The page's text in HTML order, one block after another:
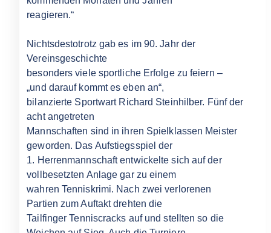
reagieren.“
Nichtsdestotrotz gab es im 90. Jahr der
Vereinsgeschichte
besonders viele sportliche Erfolge zu feiern –
„und darauf kommt es eben an“,
bilanzierte Sportwart Richard Steinhilber. Fünf der
acht angetreten
Mannschaften sind in ihren Spielklassen Meister
geworden. Das Aufstiegsspiel der
1. Herrenmannschaft entwickelte sich auf der
vollbesetzten Anlage gar zu einem
wahren Tenniskrimi. Nach zwei verlorenen
Partien zum Auftakt drehten die
Tailfinger Tenniscracks auf und stellten so die